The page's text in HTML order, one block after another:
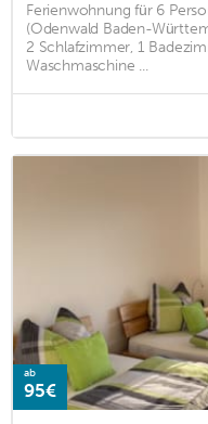
Ferienwohnung für 6
(Odenwald Baden-
2 Schlafzimmer, 1
Waschmaschine ...
ab
95€